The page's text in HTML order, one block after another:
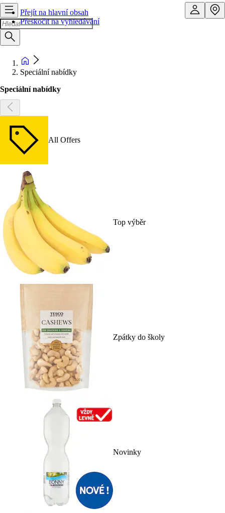
Přejít na hlavní obsah
Přeskočit na vyhledávání
Speciální nabídky
Speciální nabídky
All Offers
Top výběr
Zpátky do školy
Novinky